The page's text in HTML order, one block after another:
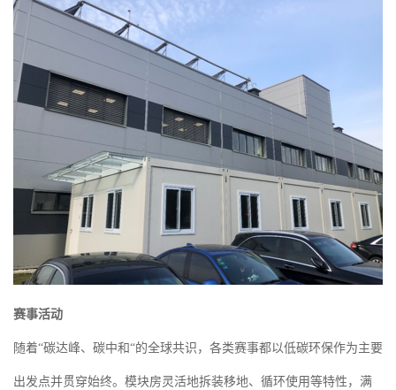
赛事活动
随着“碳达峰、碳中和“的全球共识，各类赛事都以低碳环保作为主要
出发点并贯穿始终。模块房灵活地拆装移地、循环使用等特性，满